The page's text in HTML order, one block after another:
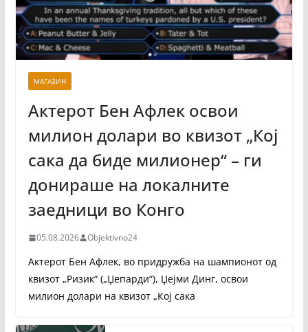
МАГАЗИН
Актерот Бен Афлек освои
милион долари во квизот „Кој
сака да биде милионер“ – ги
донираше на локалните
заедници во Конго
05.08.2026 Objektivno24
Актерот Бен Афлек, во придружба на шампионот од
квизот „Ризик“ („Џепарди“), Џејми Динг, освои
милион долари на квизот „Кој сака